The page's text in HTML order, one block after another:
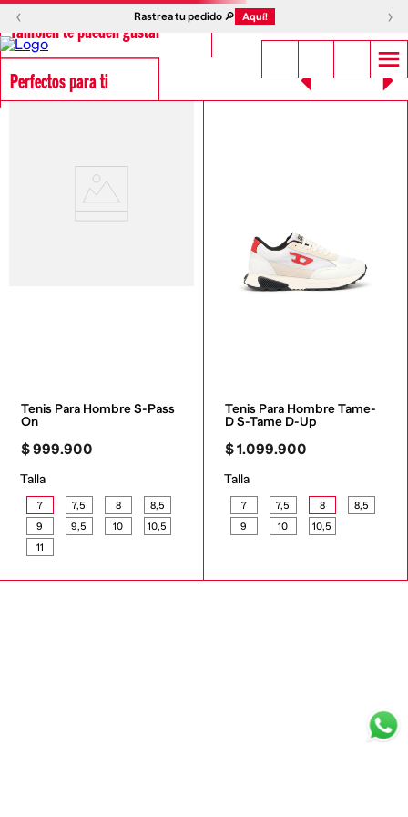
‹ Rastrea tu pedido 🔎 Aquí! ›
También te pueden gustar
Perfectos para ti
Tenis Para Hombre S-Pass
On
$999.900
Talla
7 7,5 8
8,5
9
9,5 10
10,5
11
Tenis Para Hombre Tame-
D S-Tame D-Up
$1.099.900
Talla
7 7,5 8
8,5
9
10 10,5